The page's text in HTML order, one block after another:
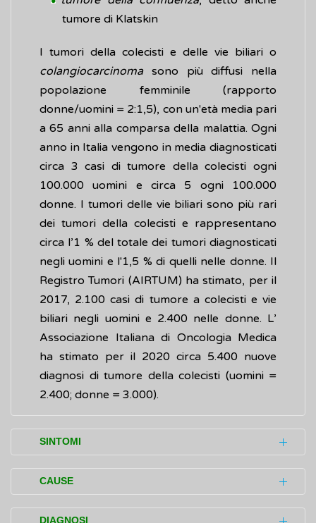
tumore di Klatskin
I tumori della colecisti e delle vie biliari o
colangiocarcinoma sono più diffusi nella
popolazione femminile (rapporto
donne/uomini = 2:1,5), con un'età media pari
a 65 anni alla comparsa della malattia. Ogni
anno in Italia vengono in media diagnosticati
circa 3 casi di tumore della colecisti ogni
100.000 uomini e circa 5 ogni 100.000
donne. I tumori delle vie biliari sono più rari
dei tumori della colecisti e rappresentano
circa l’1 % del totale dei tumori diagnosticati
negli uomini e l'1,5 % di quelli nelle donne. Il
Registro Tumori (AIRTUM) ha stimato, per il
2017, 2.100 casi di tumore a colecisti e vie
biliari negli uomini e 2.400 nelle donne. L’
Associazione Italiana di Oncologia Medica
ha stimato per il 2020 circa 5.400 nuove
diagnosi di tumore della colecisti (uomini =
2.400; donne = 3.000).
SINTOMI
Spesso i sintomi causati dal tumore della
colecisti si verificano quando la malattia è in
una fase già avanzata.
CAUSE
Ad oggi sono stati identificati alcuni fattori di
DIAGNOSI